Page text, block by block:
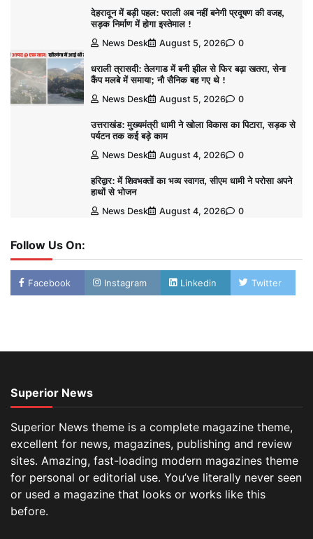
देहरादून में बड़ी पहल: पराली अब नहीं बनेगी प्रदूषण की वजह,
सड़क निर्माण में होगा इस्तेमाल !
News Desk August 5, 2026 0
धराली त्रासदी: तेलगाड में बनी झील से फिर बढ़ा खतरा, सेना
कैंप मलबे में समाया; नौ सैनिक बह गए थे !
News Desk August 5, 2026 0
उत्तराखंड: मुख्यमंत्री धामी ने खोला विकास का पिटारा, सड़क से
पर्यटन तक कई बड़े काम
News Desk August 4, 2026 0
हरिद्वार: में शिवभक्तों का भव्य स्वागत, सीएम धामी ने परोसा अपने
हाथों से भोजन
News Desk August 4, 2026 0
Follow Us On:
Facebook Instagram Linkedin Twitter
Superior News
Superior News theme is a complete magazine theme,
excellent for news, magazines, publishing and review
sites. Amazing, fast-loading modern magazines theme
for personal or editorial use. You’ve literally never seen
or used a magazine that looks or works like this
before.